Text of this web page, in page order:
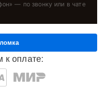
» — по звонку или в чате
оплате: